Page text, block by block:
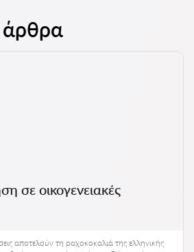
σε οικογενειακές
αποτελούν τη ραχοκοκαλιά της ελληνικής